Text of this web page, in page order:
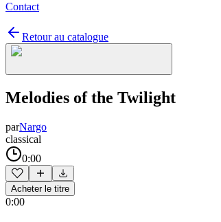
Contact
Retour au catalogue
Melodies of the Twilight
parNargo
classical
0:00
Acheter le titre
0:00